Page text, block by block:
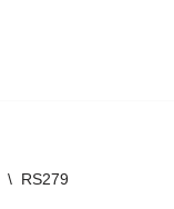
\ RS279